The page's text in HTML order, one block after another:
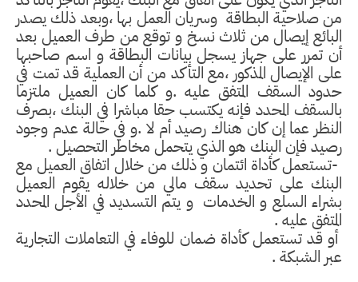
من صلاحية البطاقة وسريان العمل بها ،وبعد ذلك يصدر
البائع إيصال من ثلاث نسخ و توقع من طرف العميل بعد
أن تمرر على جهاز يسجل بيانات البطاقة و اسم صاحبها
على الإيصال المذكور ،مع التأكد من أن العملية قد تمت في
حدود السقف المتفق عليه .و كلما كان العميل ملتزما
بالسقف المحدد فإنه يكتسب حقا مباشرا في البنك ،بصرف
النظر عما إن كان هناك رصيد أم لا .و في حالة عدم وجود
رصيد فإن البنك هو الذي يتحمل مخاطر التحصيل .
-تستعمل كأداة ائتمان و ذلك من خلال اتفاق العميل مع
البنك على تحديد سقف مالي من خلاله يقوم العميل
بشراء السلع و الخدمات و يتم التسديد في الأجل المحدد
المتفق عليه .
أو قد تستعمل كأداة ضمان للوفاء في التعاملات التجارية
عبر الشبكة .